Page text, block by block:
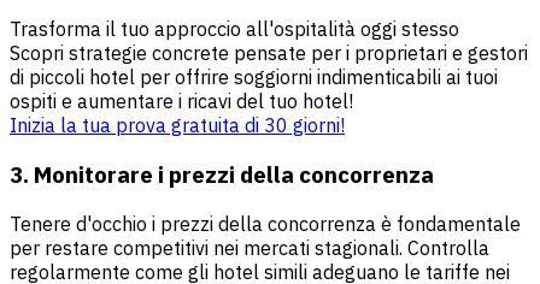
Trasforma il tuo approccio all'ospitalità oggi stesso
Scopri strategie concrete pensate per i proprietari e gestori
di piccoli hotel per offrire soggiorni indimenticabili ai tuoi
ospiti e aumentare i ricavi del tuo hotel!
Inizia la tua prova gratuita di 30 giorni!
3. Monitorare i prezzi della concorrenza
Tenere d'occhio i prezzi della concorrenza è fondamentale
per restare competitivi nei mercati stagionali. Controlla
regolarmente come gli hotel simili adeguano le tariffe nei